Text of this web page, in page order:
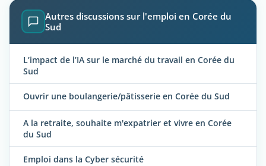
Autres discussions sur l'emploi en Corée du
Sud
L’impact de l’IA sur le marché du travail en Corée du
Sud
Ouvrir une boulangerie/pâtisserie en Corée du Sud
A la retraite, souhaite m'expatrier et vivre en Corée
du Sud
Emploi dans la Cyber sécurité